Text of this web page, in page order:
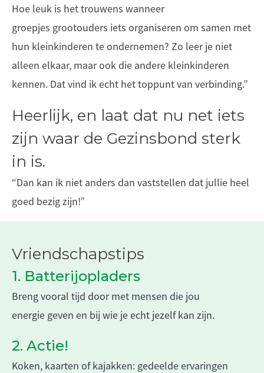
Hoe leuk is het trouwens wanneer
groepjes grootouders iets organiseren om samen met
hun kleinkinderen te ondernemen? Zo leer je niet
alleen elkaar, maar ook die andere kleinkinderen
kennen. Dat vind ik echt het toppunt van verbinding.”
Heerlijk, en laat dat nu net iets
zijn waar de Gezinsbond sterk
in is.
“Dan kan ik niet anders dan vaststellen dat jullie heel
goed bezig zijn!”
Vriendschapstips
1. Batterijopladers
Breng vooral tijd door met mensen die jou
energie geven en bij wie je echt jezelf kan zijn.
2. Actie!
Koken, kaarten of kajakken: gedeelde ervaringen